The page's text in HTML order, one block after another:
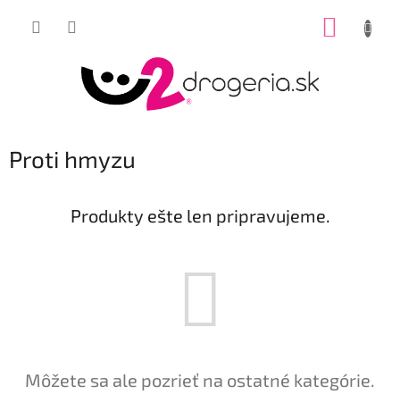
Proti hmyzu
Produkty ešte len pripravujeme.
Môžete sa ale pozrieť na ostatné kategórie.